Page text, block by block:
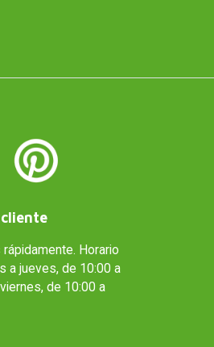
Horario
a jueves, de 10:00 a
de 10:00 a